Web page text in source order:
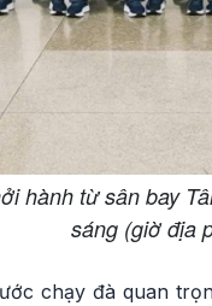
hành từ sân bay
sáng (giờ địa
chạy đà quan